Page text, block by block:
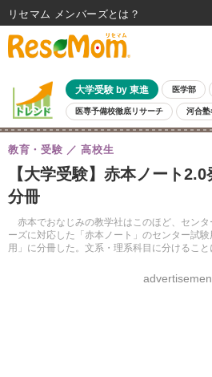
大学受験 by 東進 医学部
医専予備校徹底リサーチ 河合塾
親子で考える大学選び 高校受験 中学受験
共通テスト 夏休み
8月開催イベント・WS 全国公立高校 過去問
自由研究教材（小学生向け）
【大学受験】赤本ノート
分冊
赤本でおなじみの教学社はこのほど、センタ
ーズに対応した「赤本ノート」のセンター試
用」に分冊した。文系・理系科目に分けるこ
教育・受験 高校生
リセマム メンバーズ